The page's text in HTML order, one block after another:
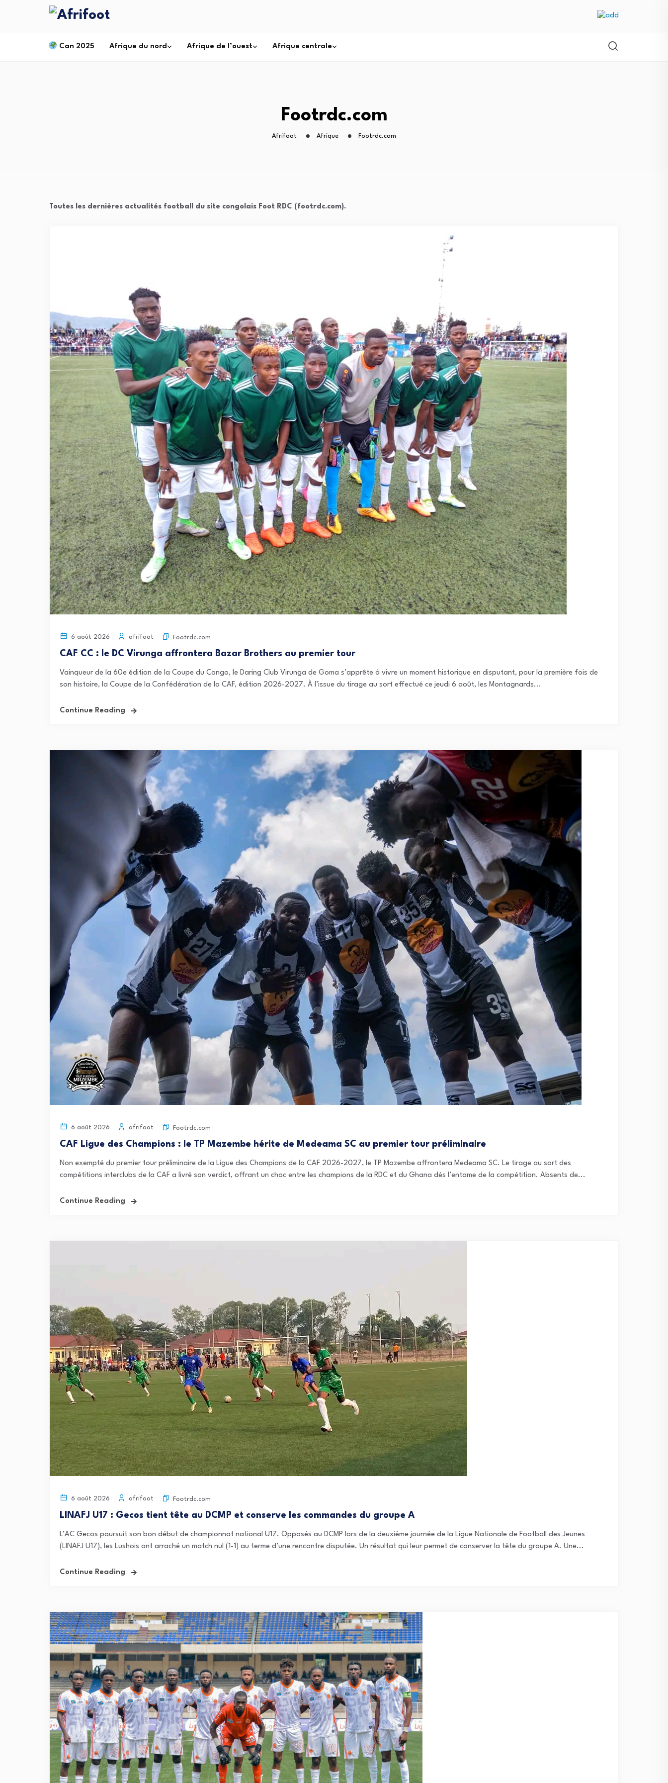
Can 2025 Afrique du nord Afrique de l’ouest Afrique centrale
Footrdc.com
Afrifoot Afrique Footrdc.com
Toutes les dernières actualités football du site congolais Foot RDC (footrdc.com).
6 août 2026 afrifoot Footrdc.com
CAF CC : le DC Virunga affrontera Bazar Brothers au premier tour
Vainqueur de la 60e édition de la Coupe du Congo, le Daring Club Virunga de Goma s’apprête à vivre un moment historique en disputant, pour la première fois de
son histoire, la Coupe de la Confédération de la CAF, édition 2026-2027. À l’issue du tirage au sort effectué ce jeudi 6 août, les Montagnards...
Continue Reading
6 août 2026 afrifoot Footrdc.com
CAF Ligue des Champions : le TP Mazembe hérite de Medeama SC au premier tour préliminaire
Non exempté du premier tour préliminaire de la Ligue des Champions de la CAF 2026-2027, le TP Mazembe affrontera Medeama SC. Le tirage au sort des
compétitions interclubs de la CAF a livré son verdict, offrant un choc entre les champions de la RDC et du Ghana dès l’entame de la compétition. Absents de...
Continue Reading
6 août 2026 afrifoot Footrdc.com
LINAFJ U17 : Gecos tient tête au DCMP et conserve les commandes du groupe A
L’AC Gecos poursuit son bon début de championnat national U17. Opposés au DCMP lors de la deuxième journée de la Ligue Nationale de Football des Jeunes
(LINAFJ U17), les Lushois ont arraché un match nul (1-1) au terme d’une rencontre disputée. Un résultat qui leur permet de conserver la tête du groupe A. Une...
Continue Reading